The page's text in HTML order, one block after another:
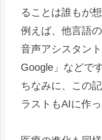
ることは誰もが
例えば、他言語
音声アシスタン
Google」などです
ちなみに、この
ラストもAIに作